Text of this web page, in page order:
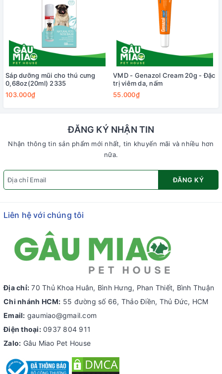
Sáp dưỡng mũi cho thú cưng
0,68oz(20ml) 2335
103.000₫
VMD - Genazol Cream 20g - Đặc
trị viêm da, nấm
55.000₫
ĐĂNG KÝ NHẬN TIN
Nhận thông tin sản phẩm mới nhất, tin khuyến mãi và nhiều hơn
nữa.
ĐĂNG KÝ
Liên hệ với chúng tôi
Địa chỉ: 70 Thủ Khoa Huân, Bình Hưng, Phan Thiết, Bình Thuận
Chi nhánh HCM: 55 đường số 66, Thảo Điền, Thủ Đức, HCM
Email: gaumiao@gmail.com
Điện thoại: 0937 804 911
Zalo: Gâu Miao Pet House